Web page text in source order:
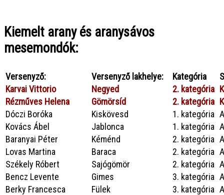
Kiemelt arany és aranysávos
mesemondók:
Versenyző: Versenyző lakhelye: Kategória
Karvai Vittorio
Negyed 2. kategória
Rézműves Helena
Gömörsíd 2. kategória
Dóczi Boróka
Kiskövesd 1. kategória
Kovács Ábel
Jablonca 1. kategória
Baranyai Péter
Kéménd 2. kategória
Lovas Martina
Baraca 2. kategória
Székely Róbert
Sajógömör 2. kategória
Bencz Levente
Gimes 3. kategória
Berky Francesca
Fülek 3. kategória